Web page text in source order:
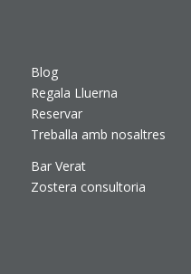
Blog
Regala Lluerna
Reservar
Treballa amb nosaltres
Bar Verat
Zostera consultoria